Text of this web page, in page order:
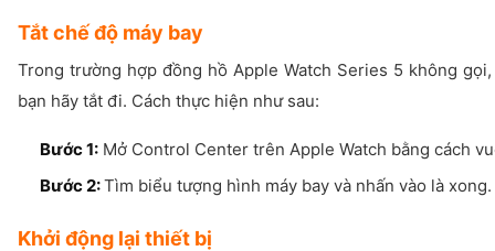
Tắt chế độ máy bay
Trong trường hợp đồng hồ Apple Watch Series 5 không
bạn hãy tắt đi. Cách thực hiện như sau:
Bước 1: Mở Control Center trên Apple Watch bằng cách
Bước 2:Tìm biểu tượng hình máy bay và nhấn vào là xong.
Khởi động lại thiết bị